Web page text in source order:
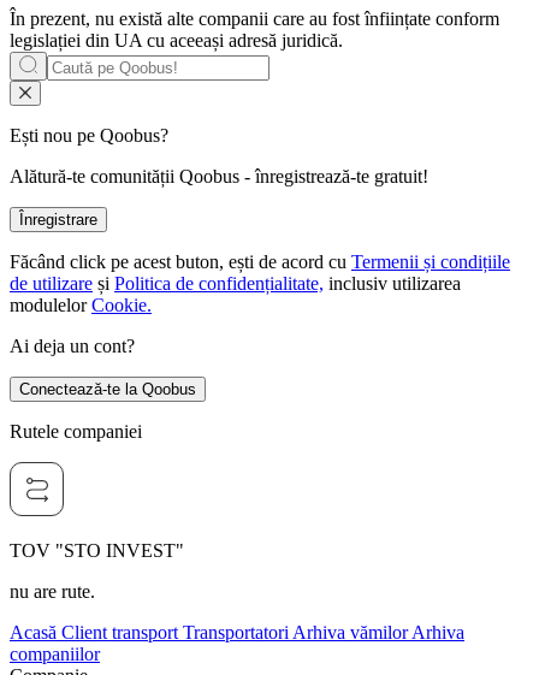
În prezent, nu există alte companii care au fost înființate conform
legislației din UA cu aceeași adresă juridică.
Ești nou pe Qoobus?
Alătură-te comunității Qoobus - înregistrează-te gratuit!
Înregistrare
Făcând click pe acest buton, ești de acord cu Termenii și condițiile
de utilizare și Politica de confidențialitate, inclusiv utilizarea
modulelor Cookie.
Ai deja un cont?
Conectează-te la Qoobus
Rutele companiei
TOV "STO INVEST"
nu are rute.
Acasă Client transport Transportatori Arhiva vămilor Arhiva
companiilor